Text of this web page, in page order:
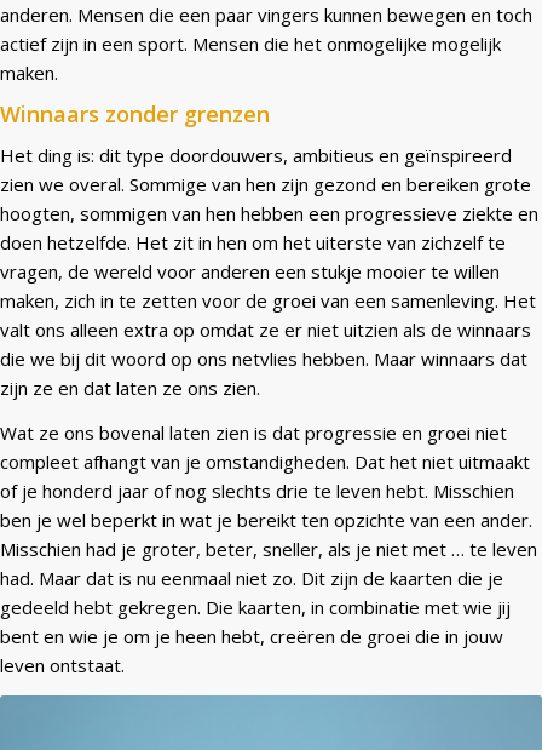
anderen. Mensen die een paar vingers kunnen bewegen en toch
actief zijn in een sport. Mensen die het onmogelijke mogelijk
maken.
Winnaars zonder grenzen
Het ding is: dit type doordouwers, ambitieus en geïnspireerd
zien we overal. Sommige van hen zijn gezond en bereiken grote
hoogten, sommigen van hen hebben een progressieve ziekte en
doen hetzelfde. Het zit in hen om het uiterste van zichzelf te
vragen, de wereld voor anderen een stukje mooier te willen
maken, zich in te zetten voor de groei van een samenleving. Het
valt ons alleen extra op omdat ze er niet uitzien als de winnaars
die we bij dit woord op ons netvlies hebben. Maar winnaars dat
zijn ze en dat laten ze ons zien.
Wat ze ons bovenal laten zien is dat progressie en groei niet
compleet afhangt van je omstandigheden. Dat het niet uitmaakt
of je honderd jaar of nog slechts drie te leven hebt. Misschien
ben je wel beperkt in wat je bereikt ten opzichte van een ander.
Misschien had je groter, beter, sneller, als je niet met … te leven
had. Maar dat is nu eenmaal niet zo. Dit zijn de kaarten die je
gedeeld hebt gekregen. Die kaarten, in combinatie met wie jij
bent en wie je om je heen hebt, creëren de groei die in jouw
leven ontstaat.